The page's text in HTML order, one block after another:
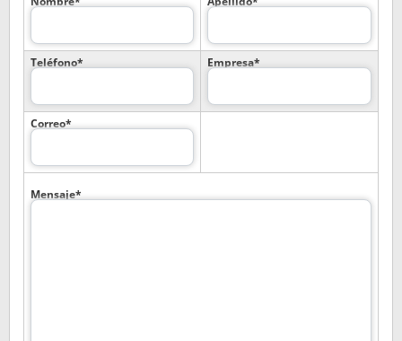
Teléfono* Empresa*
Correo*
Mensaje*